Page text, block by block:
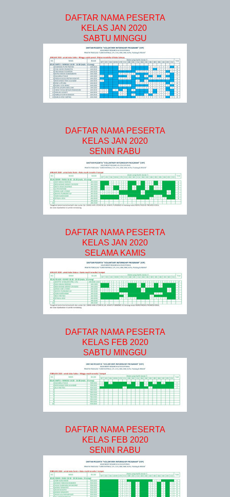
DAFTAR NAMA PESERTA
KELAS JAN 2020
SABTU MINGGU
DAFTAR NAMA PESERTA
KELAS JAN 2020
SENIN RABU
DAFTAR NAMA PESERTA
KELAS JAN 2020
SELAMA KAMIS
DAFTAR NAMA PESERTA
KELAS FEB 2020
SABTU MINGGU
DAFTAR NAMA PESERTA
KELAS FEB 2020
SENIN RABU